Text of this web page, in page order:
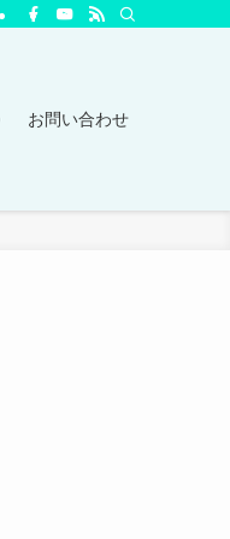
お問い合わせ